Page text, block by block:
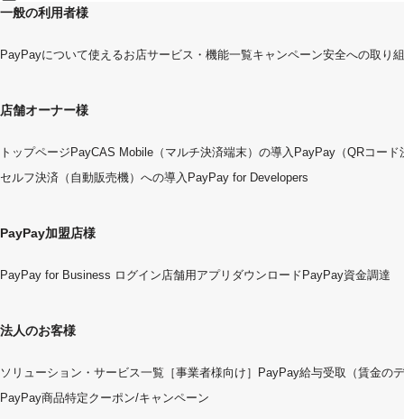
一般の利用者様
PayPayについて使えるお店サービス・機能一覧キャンペーン安全への取り
店舗オーナー様
トップページ PayCAS Mobile（マルチ決済端末）の導入 PayPay（QRコード
セルフ決済（自動販売機）への導入 PayPay for Developers
PayPay加盟店様
PayPay for Business ログイン店舗用アプリダウンロード PayPay資金調達
法人のお客様
ソリューション・サービス一覧 ［事業者様向け］PayPay給与受取（賃金の
PayPay商品特定クーポン/キャンペーン